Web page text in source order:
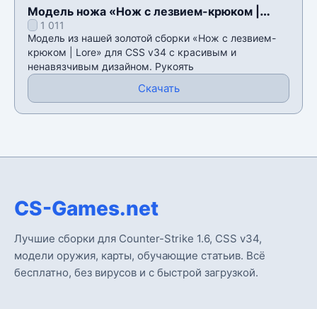
Модель ножа «Нож с лезвием-крюком |
Lore» для CSS v34
1 011
Модель из нашей золотой сборки «Нож с лезвием-
крюком | Lore» для CSS v34 с красивым и
ненавязчивым дизайном. Рукоять
Скачать
CS-Games.net
Лучшие сборки для Counter-Strike 1.6, CSS v34,
модели оружия, карты, обучающие статьив. Всё
бесплатно, без вирусов и с быстрой загрузкой.